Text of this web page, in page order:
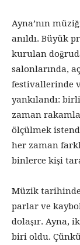
Ayna’nın
anıldı. Büyük
kurulan
salonlarında,
festivallerinde
yankılandı:
zaman
ölçülmek
her zaman
binlerce kişi
Müzik
parlar ve
dolaşır. Ayna,
biri oldu.